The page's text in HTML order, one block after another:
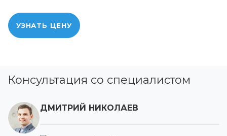
УЗНАТЬ ЦЕНУ
Консультация со специалистом
ДМИТРИЙ НИКОЛАЕВ